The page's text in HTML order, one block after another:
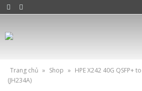
Trang chủ » Shop » HPE X242 40G QSFP+
(JH234A)